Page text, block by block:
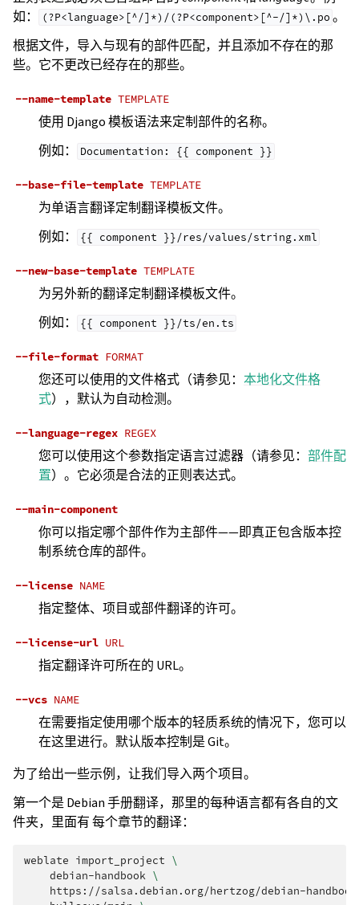
如：
(?P<language>[^/]*)/(?P<component>[^-/]*)\.po 。
根据文件，导入与现有的部件匹配，并且添加不存在的那
些。它不更改已经存在的那些。
--name-template TEMPLATE
使用 Django 模板语法来定制部件的名称。
例如：
Documentation: {{ component }}
--base-file-template TEMPLATE
为单语言翻译定制翻译模板文件。
例如：
{{ component }}/res/values/string.xml
--new-base-template TEMPLATE
为另外新的翻译定制翻译模板文件。
例如：
{{ component }}/ts/en.ts
--file-format FORMAT
您还可以使用的文件格式（请参见： 本地化文件格
式），默认为自动检测。
--language-regex REGEX
您可以使用这个参数指定语言过滤器（请参见： 部件配
置）。它必须是合法的正则表达式。
--main-component
你可以指定哪个部件作为主部件——即真正包含版本控
制系统仓库的部件。
--license NAME
指定整体、项目或部件翻译的许可。
--license-url URL
指定翻译许可所在的 URL。
--vcs NAME
在需要指定使用哪个版本的轻质系统的情况下，您可以
在这里进行。默认版本控制是 Git。
为了给出一些示例，让我们导入两个项目。
第一个是 Debian 手册翻译，那里的每种语言都有各自的文
件夹，里面有 每个章节的翻译：
weblate import_project \
debian-handbook \
https://salsa.debian.org/hertzog/debian-